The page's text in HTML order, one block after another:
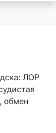
ЛОР
обмен